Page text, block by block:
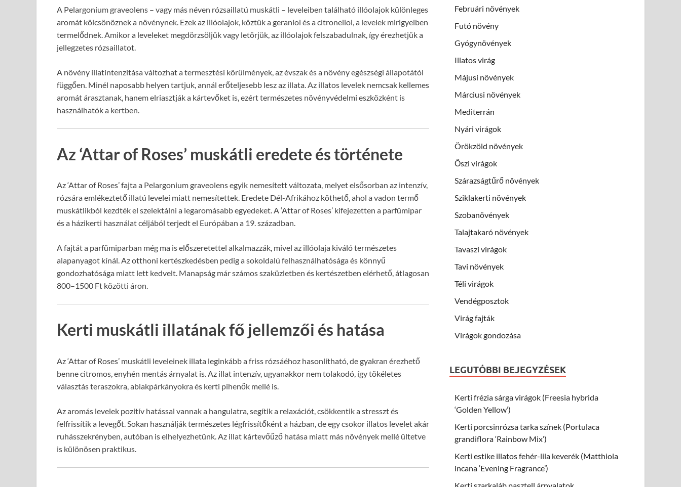
A Pelargonium graveolens – vagy más néven rózsaillatú muskátli – leveleiben található illóolajok különleges
aromát kölcsönöznek a növénynek. Ezek az illóolajok, köztük a geraniol és a citronellol, a levelek mirigyeiben
termelődnek. Amikor a leveleket megdörzsöljük vagy letörjük, az illóolajok felszabadulnak, így érezhetjük a
jellegzetes rózsaillatot.
A növény illatintenzitása változhat a termesztési körülmények, az évszak és a növény egészségi állapotától
függően. Minél naposabb helyen tartjuk, annál erőteljesebb lesz az illata. Az illatos levelek nemcsak kellemes
aromát árasztanak, hanem elriasztják a kártevőket is, ezért természetes növényvédelmi eszközként is
használhatók a kertben.
Az ‘Attar of Roses’ muskátli eredete és története
Az ‘Attar of Roses’ fajta a Pelargonium graveolens egyik nemesített változata, melyet elsősorban az intenzív,
rózsára emlékeztető illatú levelei miatt nemesítettek. Eredete Dél-Afrikához köthető, ahol a vadon termő
muskátlikból kezdték el szelektálni a legaromásabb egyedeket. A ‘Attar of Roses’ kifejezetten a parfümipar
és a házikerti használat céljából terjedt el Európában a 19. században.
A fajtát a parfümiparban még ma is előszeretettel alkalmazzák, mivel az illóolaja kiváló természetes
alapanyagot kínál. Az otthoni kertészkedésben pedig a sokoldalú felhasználhatósága és könnyű
gondozhatósága miatt lett kedvelt. Manapság már számos szaküzletben és kertészetben elérhető, átlagosan
800–1500 Ft közötti áron.
Kerti muskátli illatának fő jellemzői és hatása
Az ‘Attar of Roses’ muskátli leveleinek illata leginkább a friss rózsáéhoz hasonlítható, de gyakran érezhető
benne citromos, enyhén mentás árnyalat is. Az illat intenzív, ugyanakkor nem tolakodó, így tökéletes
választás teraszokra, ablakpárkányokra és kerti pihenők mellé is.
Az aromás levelek pozitív hatással vannak a hangulatra, segítik a relaxációt, csökkentik a stresszt és
felfrissítik a levegőt. Sokan használják természetes légfrissítőként a házban, de egy csokor illatos levelet akár
ruhásszekrényben, autóban is elhelyezhetünk. Az illat kártevőűző hatása miatt más növények mellé ültetve
is különösen praktikus.
Februári növények
Futó növény
Gyógynövények
Illatos virág
Májusi növények
Márciusi növények
Mediterrán
Nyári virágok
Örökzöld növények
Őszi virágok
Szárazságtűrő növények
Sziklakerti növények
Szobanövények
Talajtakaró növények
Tavaszi virágok
Tavi növények
Téli virágok
Vendégposztok
Virág fajták
Virágok gondozása
LEGUTÓBBI BEJEGYZÉSEK
Kerti frézia sárga virágok (Freesia hybrida
‘Golden Yellow’)
Kerti porcsinrózsa tarka színek (Portulaca
grandiflora ‘Rainbow Mix’)
Kerti estike illatos fehér-lila keverék (Matthiola
incana ‘Evening Fragrance’)